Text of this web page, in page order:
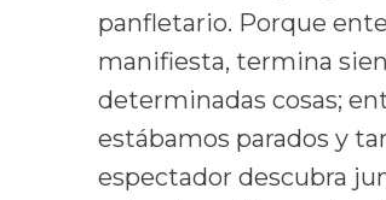
panfletario. Porque
manifiesta, termina
determinadas cosas;
estábamos parados y
espectador descubra